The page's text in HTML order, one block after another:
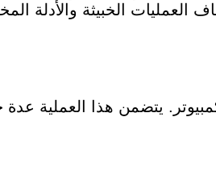
يتضمن هذا العملية